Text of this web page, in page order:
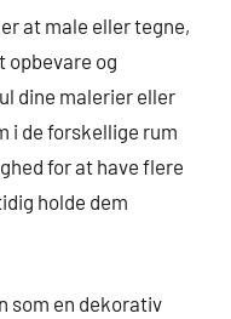
at male eller tegne,
og
dine malerier eller
i de forskellige rum
for at have flere
holde dem
som en dekorativ